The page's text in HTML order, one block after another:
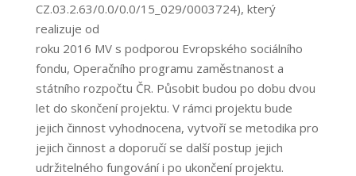
CZ.03.2.63/0.0/0.0/15_029/0003724), který
realizuje od
roku 2016 MV s podporou Evropského sociálního
fondu, Operačního programu zaměstnanost a
státního rozpočtu ČR. Působit budou po dobu dvou
let do skončení projektu. V rámci projektu bude
jejich činnost vyhodnocena, vytvoří se metodika pro
jejich činnost a doporučí se další postup jejich
udržitelného fungování i po ukončení projektu.